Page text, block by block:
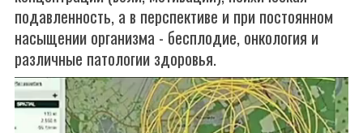
подавленность, а в перспективе и при постоянном
насыщении организма - бесплодие, онкология и
различные патологии здоровья.